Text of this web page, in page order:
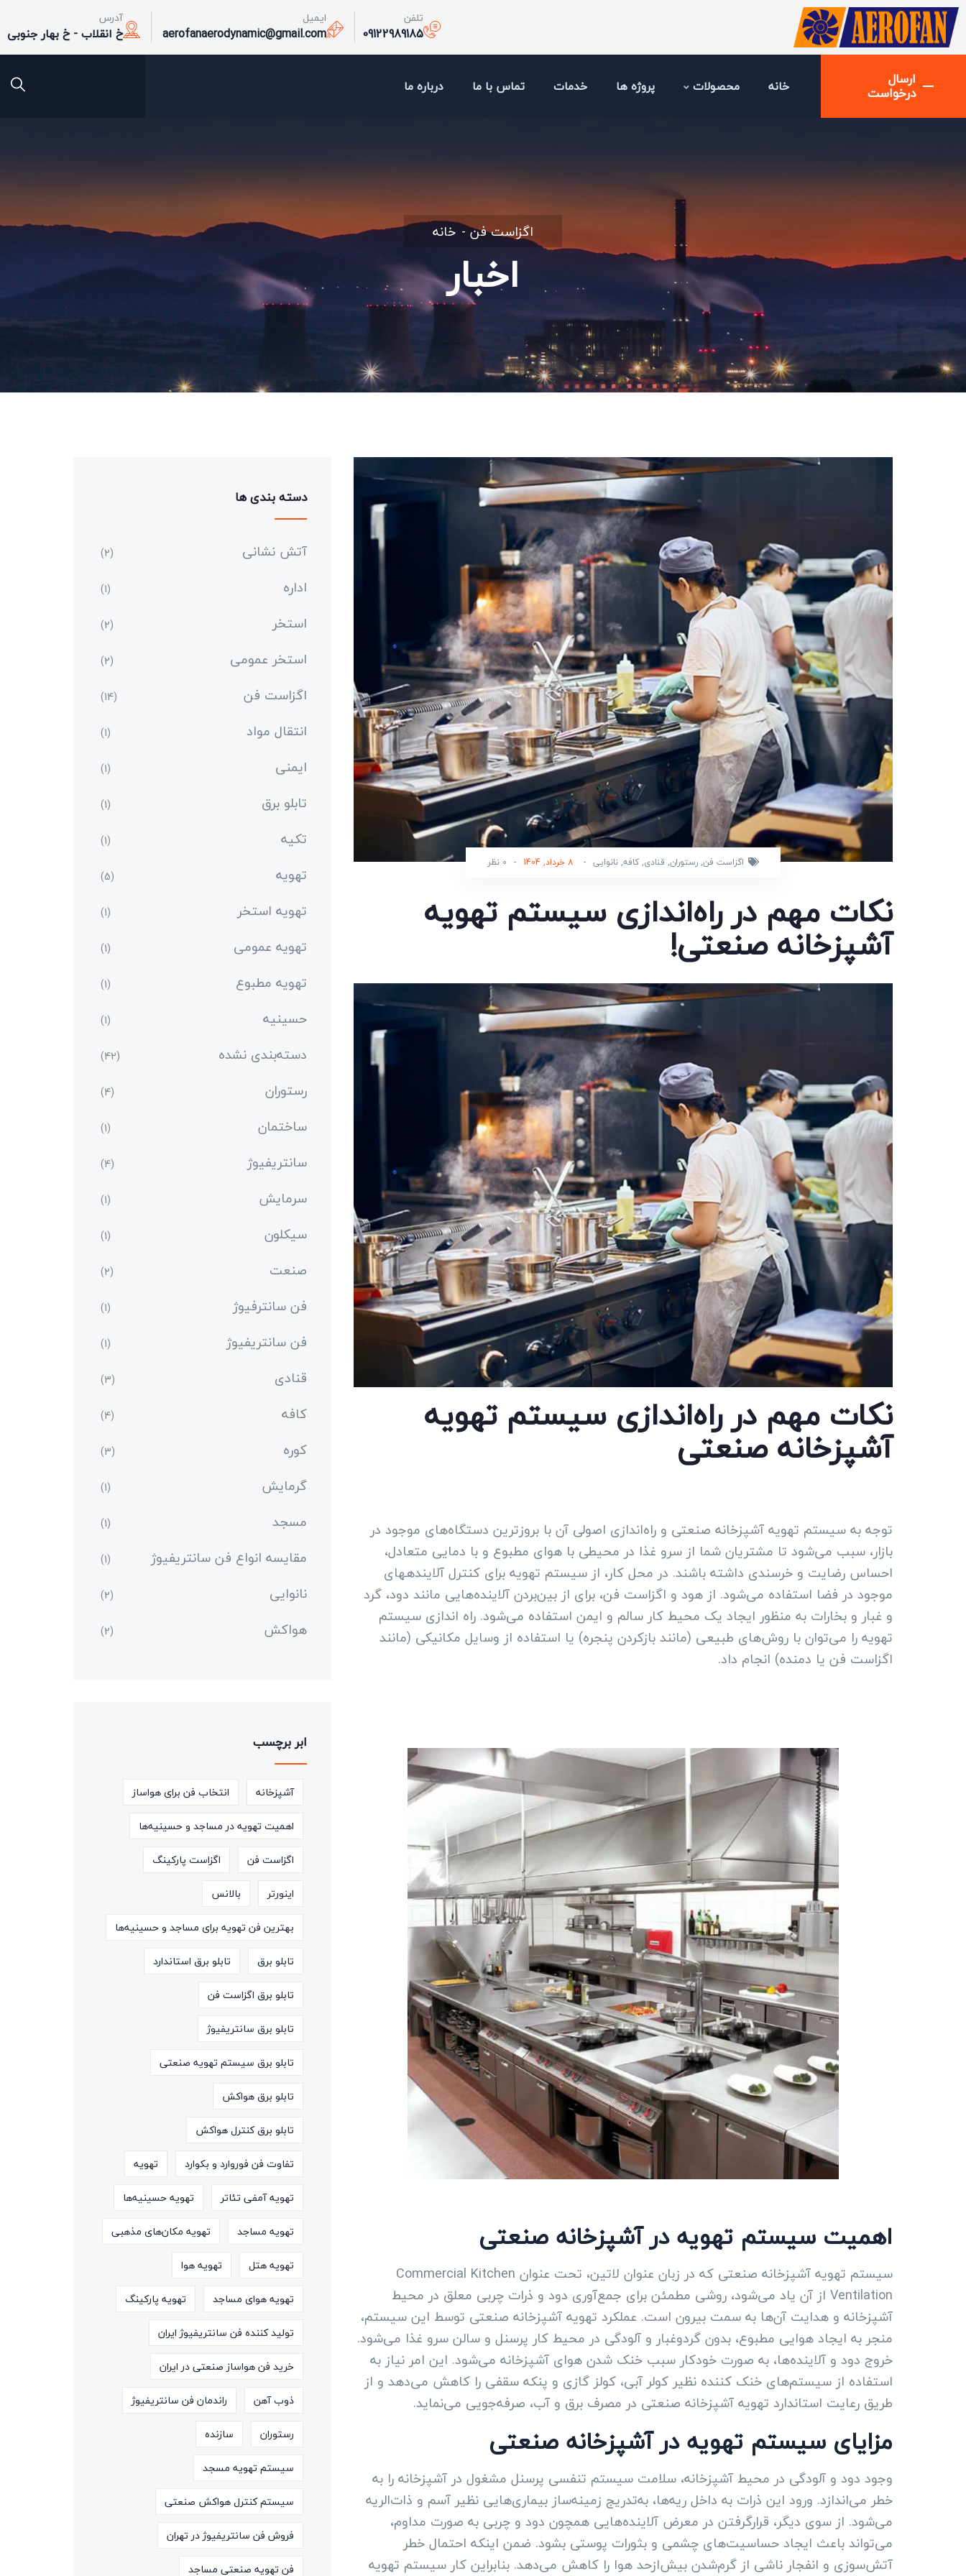
تلفن
09122989185
ایمیل
aerofanaerodynamic@gmail.com
آدرس
خ انقلاب - خ بهار جنوبی
ارسال
درخواست خانه محصولات پروژه ها خدمات تماس با ما درباره ما
خانه اگزاست فن
اخبار
اگزاست فن,رستوران, قنادی,کافه,نانوایی - 8 خرداد, 1404 - 0 نظر
نکات مهم در راه‌اندازی سیستم تهویه
آشپزخانه صنعتی!
نکات مهم در راه‌اندازی سیستم تهویه
آشپزخانه صنعتی
توجه به سیستم تهویه آشپزخانه صنعتی و راه‌اندازی اصولی آن با بروزترین دستگاه‌های موجود در
بازار، سبب می‌شود تا مشتریان شما از سرو غذا در محیطی با هوای مطبوع و با دمایی متعادل،
احساس رضایت و خرسندی داشته باشند. در محل کار، از سیستم تهویه برای کنترل آلاینده‎های
موجود در فضا استفاده می‌شود. از هود و اگزاست فن، برای از بین‌بردن آلاینده‌هایی مانند دود، گرد
و غبار و بخارات به منظور ایجاد یک محیط کار سالم و ایمن استفاده می‌شود. راه اندازی سیستم
تهویه را می‌توان با روش‌های طبیعی (مانند باز‌کردن پنجره) یا استفاده از وسایل مکانیکی (مانند
اگزاست فن یا دمنده) انجام داد.
اهمیت سیستم تهویه در آشپزخانه صنعتی
سیستم تهویه آشپزخانه صنعتی که در زبان عنوان لاتین، تحت عنوان Commercial Kitchen
Ventilation از آن یاد می‌شود، روشی مطمئن برای جمع‌آوری دود و ذرات چربی معلق در محیط
آشپزخانه و هدایت آن‌ها به سمت بیرون است. عملکرد تهویه آشپزخانه صنعتی توسط این سیستم،
منجر به ایجاد هوایی مطبوع، بدون گردوغبار و آلودگی در محیط کار پرسنل و سالن سرو غذا می‌شود.
خروج دود و آلاینده‌ها، به صورت خودکار سبب خنک شدن هوای آشپزخانه می‌شود. این امر نیاز به
استفاده از سیستم‌های خنک کننده نظیر کولر آبی، کولز گازی و پنکه سقفی را کاهش می‌دهد و از
طریق رعایت استاندارد تهویه آشپزخانه صنعتی در مصرف برق و آب، صرفه‌جویی می‌نماید.
مزایای سیستم تهویه در آشپزخانه صنعتی
وجود دود و آلودگی در محیط آشپزخانه، سلامت سیستم تنفسی پرسنل مشغول در آشپزخانه را به
خطر می‌اندازد. ورود این ذرات به داخل ریه‌ها، به‌تدریج زمینه‌ساز بیماری‌هایی نظیر آسم و ذات‌الریه
می‌شود. از سوی دیگر، قرارگرفتن در معرض آلاینده‌هایی همچون دود و چربی به صورت مداوم،
می‌تواند باعث ایجاد حساسیت‌های چشمی و بثورات پوستی بشود. ضمن اینکه احتمال خطر
آتش‌سوزی و انفجار ناشی از گرم‌شدن بیش‌از‌حد هوا را کاهش می‌دهد. بنابراین کار سیستم تهویه
دسته بندی ها
آتش نشانی (2)
اداره (1)
استخر (2)
استخر عمومی (2)
اگزاست فن (14)
انتقال مواد (1)
ایمنی (1)
تابلو برق (1)
تکیه (1)
تهویه (5)
تهویه استخر (1)
تهویه عمومی (1)
تهویه مطبوع (1)
حسینیه (1)
دسته‌بندی نشده (42)
رستوران (4)
ساختمان (1)
سانتریفیوژ (4)
سرمایش (1)
سیکلون (1)
صنعت (2)
فن سانترفیوژ (1)
فن سانتریفیوژ (1)
قنادی (3)
کافه (4)
کوره (3)
گرمایش (1)
مسجد (1)
مقایسه انواع فن سانتریفیوژ (1)
نانوایی (2)
هواکش (2)
ابر برچسب
آشپزخانه
انتخاب فن برای هواساز
اهمیت تهویه در مساجد و حسینیه‌ها
اگزاست فن
اگزاست پارکینگ
اینورتر
بالانس
بهترین فن تهویه برای مساجد و حسینیه‌ها
تابلو برق
تابلو برق استاندارد
تابلو برق اگزاست فن
تابلو برق سانتریفیوژ
تابلو برق سیستم تهویه صنعتی
تابلو برق هواکش
تابلو برق کنترل هواکش
تفاوت فن فوروارد و بکوارد
تهویه
تهویه آمفی تئاتر
تهویه حسینیه‌ها
تهویه مساجد
تهویه مکان‌های مذهبی
تهویه هتل
تهویه هوا
تهویه هوای مساجد
تهویه پارکینگ
تولید کننده فن سانتریفیوژ ایران
خرید فن هواساز صنعتی در ایران
ذوب آهن
راندمان فن سانتریفیوژ
رستوران
سازنده
سیستم تهویه مسجد
سیستم کنترل هواکش صنعتی
فروش فن سانتریفیوژ در تهران
فن تهویه صنعتی مساجد